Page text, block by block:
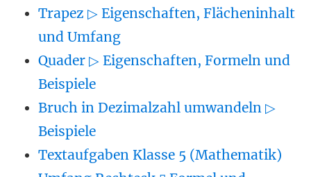
Trapez ▷ Eigenschaften, Flächeninhalt
und Umfang
Quader ▷ Eigenschaften, Formeln und
Beispiele
Bruch in Dezimalzahl umwandeln ▷
Beispiele
Textaufgaben Klasse 5 (Mathematik)